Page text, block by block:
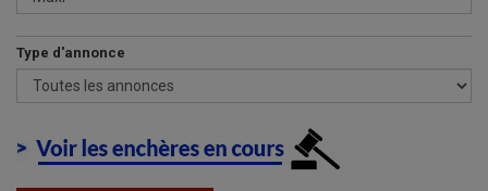
Type d'annonce